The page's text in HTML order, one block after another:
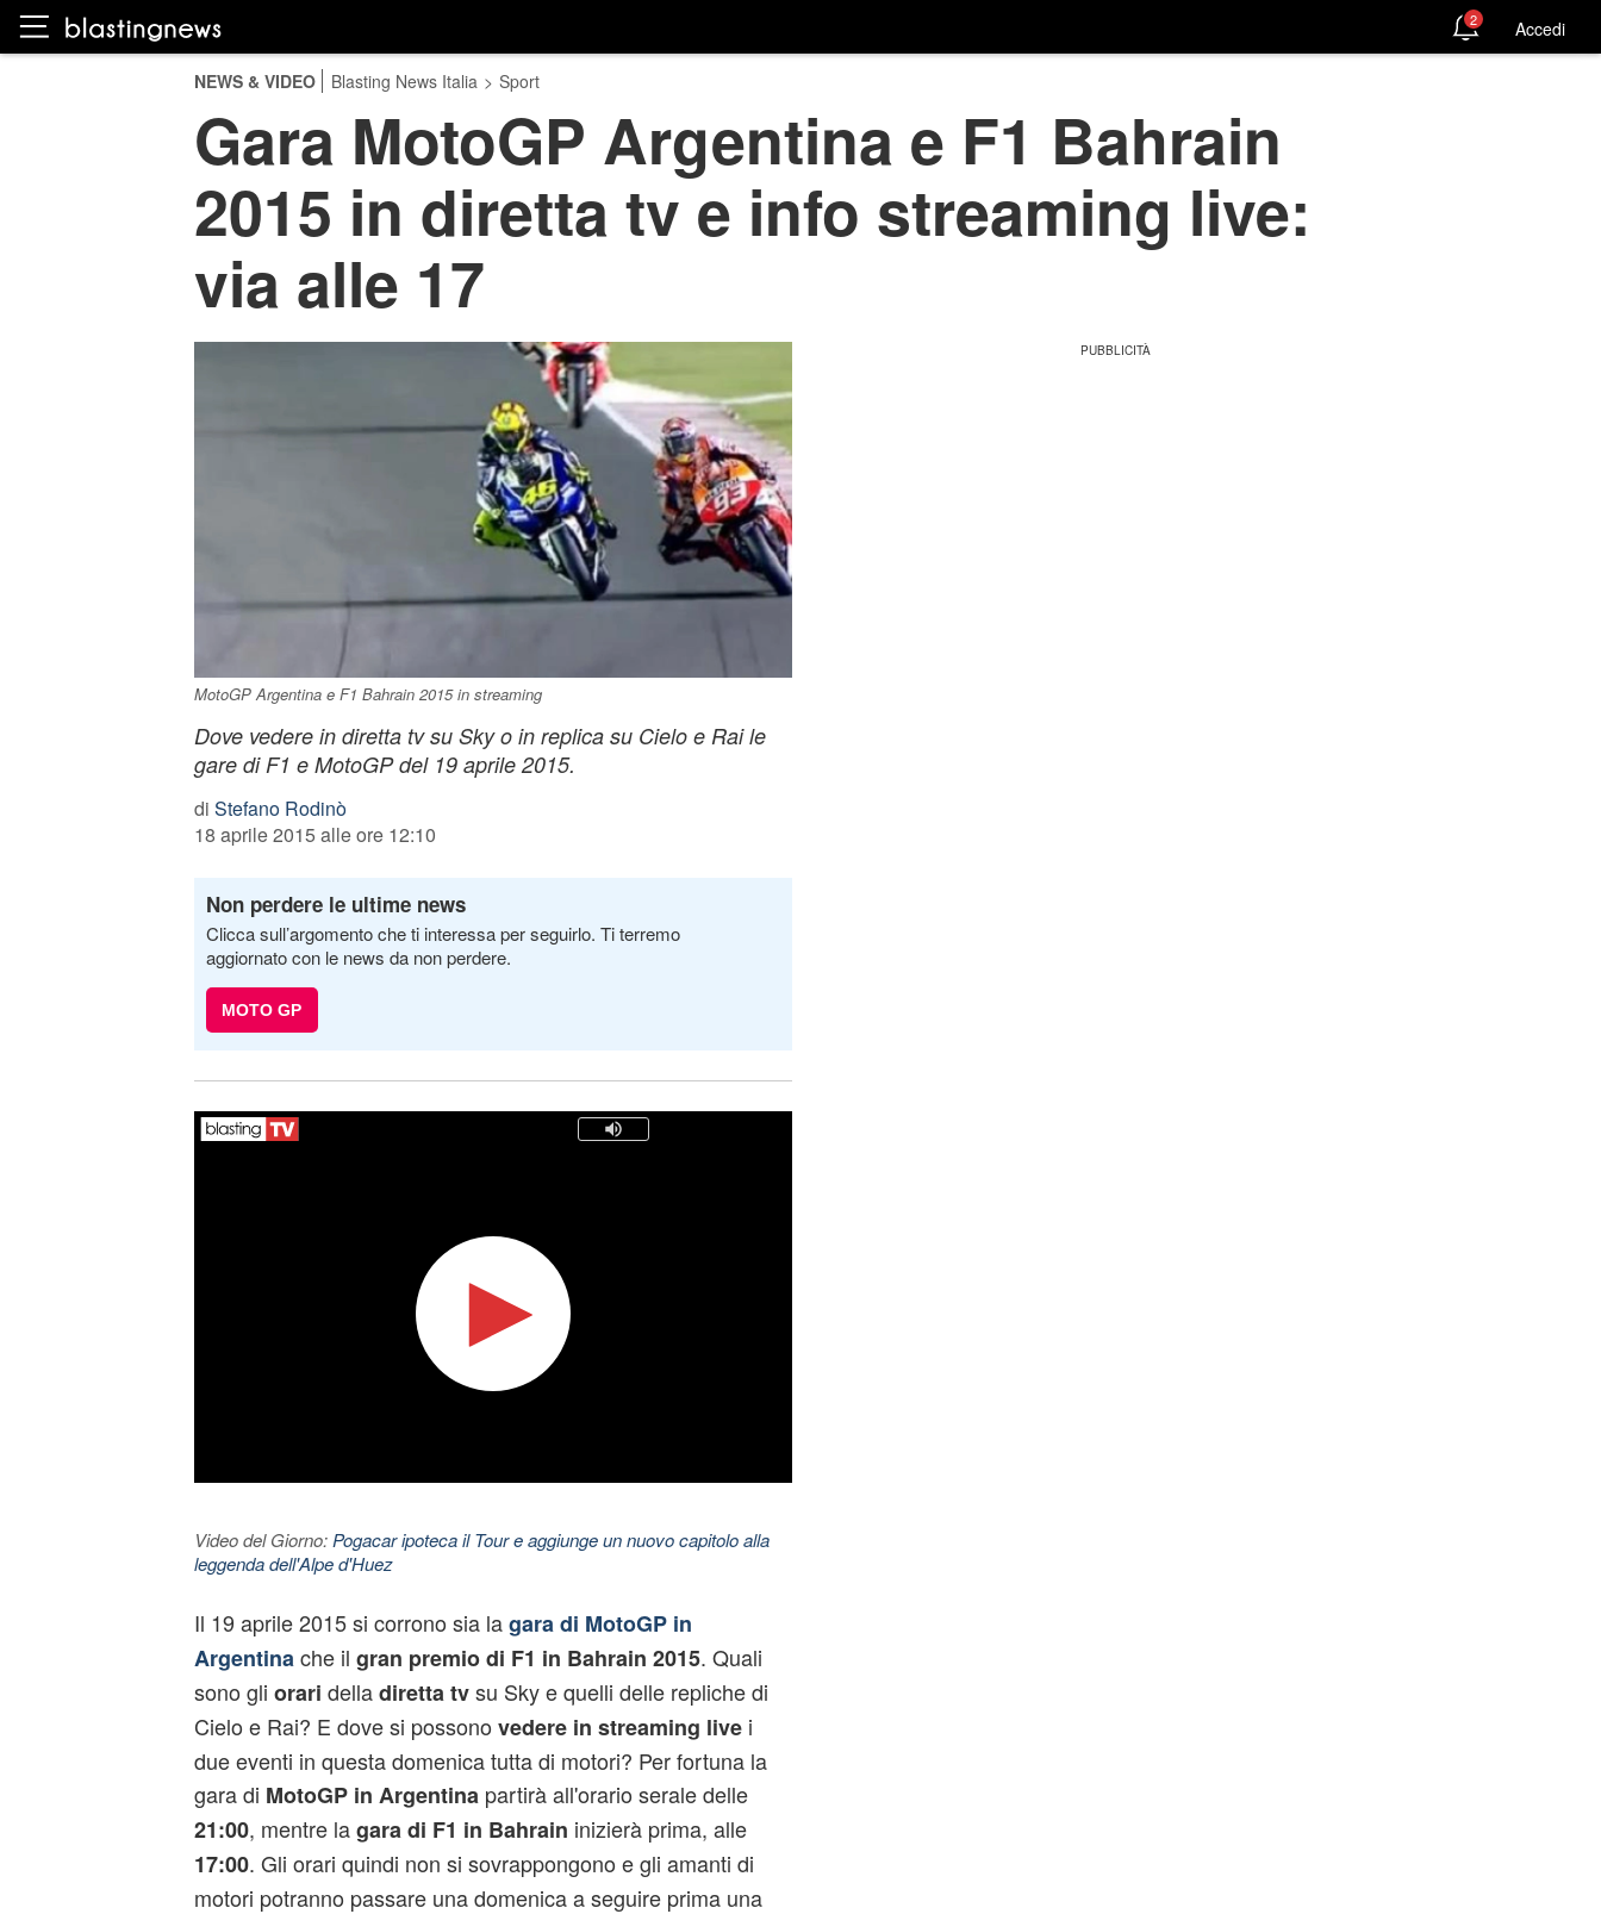
2 Accedi
NEWS & VIDEO Blasting News Italia > Sport
Gara MotoGP Argentina e F1 Bahrain
2015 in diretta tv e info streaming live:
via alle 17
MotoGP Argentina e F1 Bahrain 2015 in streaming
Dove vedere in diretta tv su Sky o in replica su Cielo e Rai le
gare di F1 e MotoGP del 19 aprile 2015.
di Stefano Rodinò
18 aprile 2015 alle ore 12:10
Non perdere le ultime news
Clicca sull’argomento che ti interessa per seguirlo. Ti terremo
aggiornato con le news da non perdere.
MOTO GP
Video del Giorno: Pogacar ipoteca il Tour e aggiunge un nuovo capitolo alla
leggenda dell'Alpe d'Huez
Il 19 aprile 2015 si corrono sia lagara di MotoGP in
Argentina che il gran premio di F1 in Bahrain 2015. Quali
sono gli orari delladiretta tvsu Sky e quelli delle repliche di
Cielo e Rai? E dove si possono vedere in streaming livei
due eventi in questa domenica tutta di motori? Per fortuna la
gara di MotoGP in Argentina partirà all'orario serale delle
21:00, mentre lagara di F1 in Bahrain inizierà prima, alle
17:00. Gli orari quindi non si sovrappongono e gli amanti di
motori potranno passare una domenica a seguire prima una